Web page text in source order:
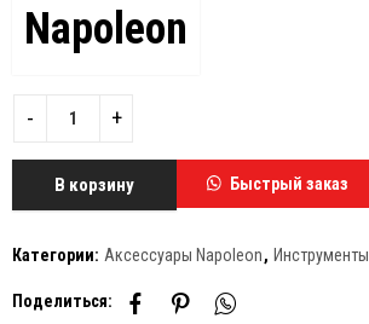
Napoleon
В корзину Быстрый заказ
Категории: Аксессуары Napoleon, Инструменты
Поделиться: